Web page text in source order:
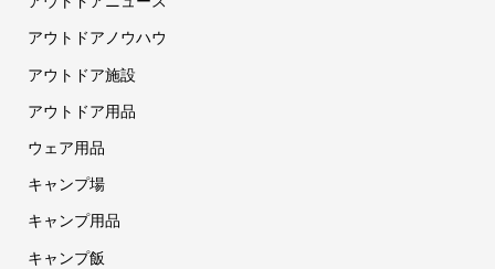
アウトドアノウハウ
アウトドア施設
アウトドア用品
ウェア用品
キャンプ場
キャンプ用品
キャンプ飯